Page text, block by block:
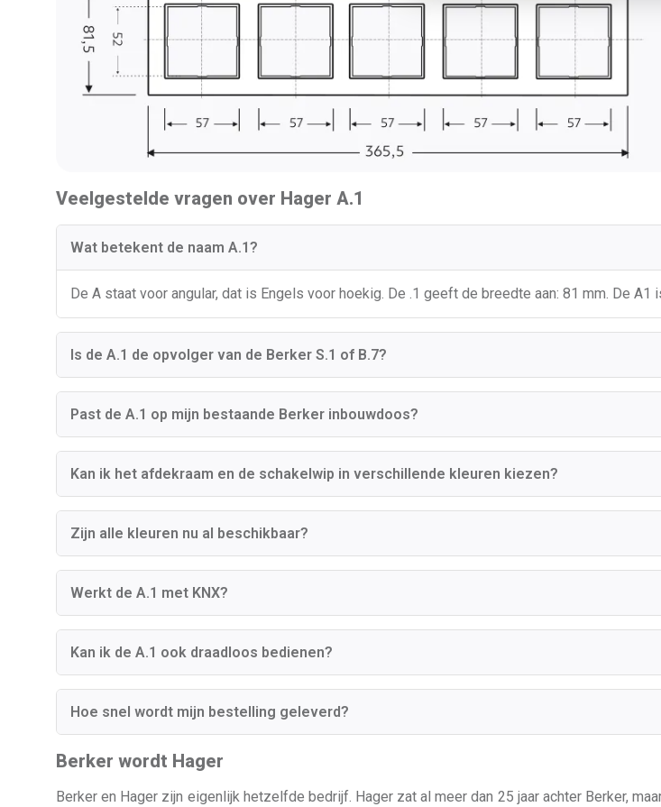
Veelgestelde vragen over Hager A.1
Wat betekent de naam A.1?
De A staat voor angular, dat is Engels voor hoekig. De .1 geeft de breedte aan: 81 mm. De
Is de A.1 de opvolger van de Berker S.1 of B.7?
Past de A.1 op mijn bestaande Berker inbouwdoos?
Kan ik het afdekraam en de schakelwip in verschillende kleuren kiezen?
Zijn alle kleuren nu al beschikbaar?
Werkt de A.1 met KNX?
Kan ik de A.1 ook draadloos bedienen?
Hoe snel wordt mijn bestelling geleverd?
Berker wordt Hager
Berker en Hager zijn eigenlijk hetzelfde bedrijf. Hager zat al meer dan 25 jaar achter Berker,